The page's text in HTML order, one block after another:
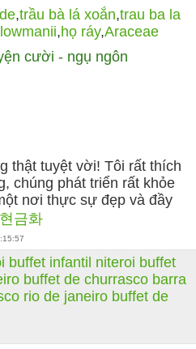
,trầu bà lá xoắn,trau ba la
,họ ráy,Araceae
cười - ngụ ngôn
thật tuyệt vời! Tôi rất thích
chúng phát triển rất khỏe
nơi thực sự đẹp và đầy
금화
buffet infantil niteroi buffet
buffet de churrasco barra
rio de janeiro buffet de